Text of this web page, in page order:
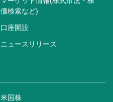
価検索など)
口座開設
ニュースリリース
米国株